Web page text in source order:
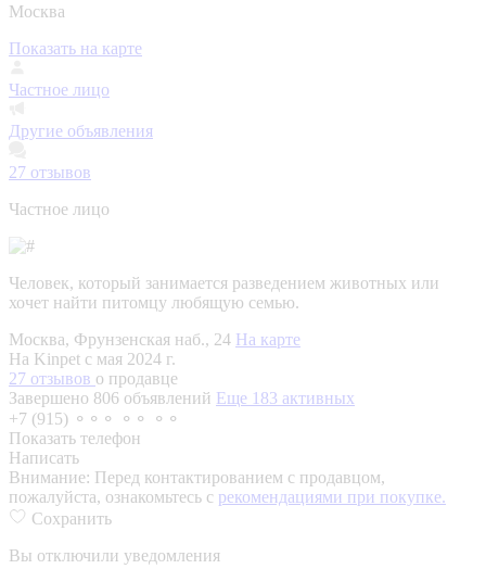
Москва
Показать на карте
Частное лицо
Другие объявления
27 отзывов
Частное лицо
Человек, который занимается разведением животных или
хочет найти питомцу любящую семью.
Москва, Фрунзенская наб., 24 На карте
На Kinpet c мая 2024 г.
27 отзывов о продавце
Завершено 806 объявлений Еще 183 активных
+7 (915) ⚬⚬⚬ ⚬⚬ ⚬⚬
Показать телефон
Написать
Внимание: Перед контактированием с продавцом,
пожалуйста, ознакомьтесь с рекомендациями при покупке.
Сохранить
Вы отключили уведомления